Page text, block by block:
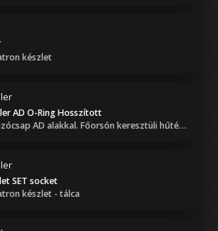
készlet
AD O-Ring Hosszított
- Behúzócsap AD alakkal. Főorsón keresztüli hűtéssel, O-gyűrűvel (tömített, hosszított (+3mm)).
SET socket
készlet - tálca